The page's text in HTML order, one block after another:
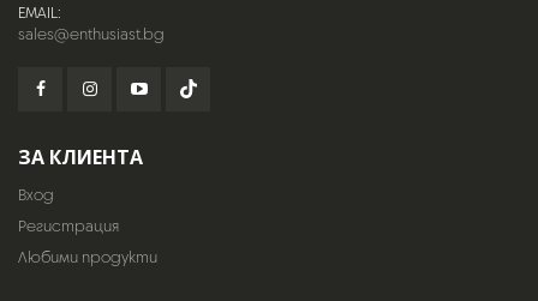
EMAIL:
sales@enthusiast.bg
ЗА КЛИЕНТА
Вход
Регистрация
Любими продукти